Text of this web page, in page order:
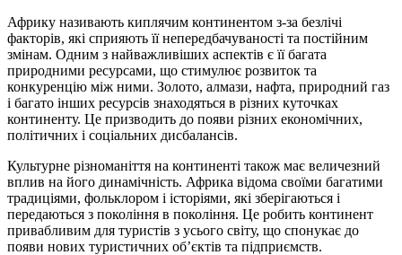
Африку називають киплячим континентом з-за безлічі
факторів, які сприяють її непередбачуваності та постійним
змінам. Одним з найважливіших аспектів є її багата
природними ресурсами, що стимулює розвиток та
конкуренцію між ними. Золото, алмази, нафта, природний газ
і багато інших ресурсів знаходяться в різних куточках
континенту. Це призводить до появи різних економічних,
політичних і соціальних дисбалансів.
Культурне різноманіття на континенті також має величезний
вплив на його динамічність. Африка відома своїми багатими
традиціями, фольклором і історіями, які зберігаються і
передаються з покоління в покоління. Це робить континент
привабливим для туристів з усього світу, що спонукає до
появи нових туристичних об’єктів та підприємств.